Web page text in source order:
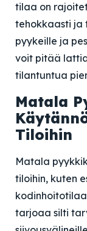
tilaa on
tehokkaasti ja
pyykeille ja
voit pitää
tilantuntua
Matala
Tiloihin
Matala
tiloihin, kuten
tarjoaa silti